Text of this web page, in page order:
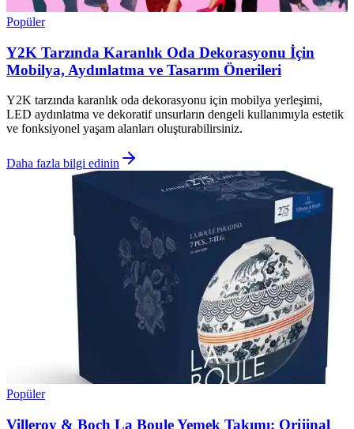
Popüler
Y2K Tarzında Karanlık Oda Dekorasyonu İçin
Mobilya, Aydınlatma ve Tasarım Önerileri
Y2K tarzında karanlık oda dekorasyonu için mobilya yerleşimi,
LED aydınlatma ve dekoratif unsurların dengeli kullanımıyla estetik
ve fonksiyonel yaşam alanları oluşturabilirsiniz.
Daha fazla bilgi edinin
Popüler
Villeroy & Boch La Boule Yemek Takımı: Orijinal